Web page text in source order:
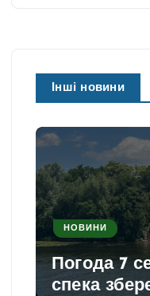
Інші новини
НОВИНИ
Погода 7
спека